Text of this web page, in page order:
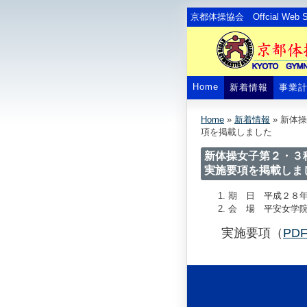
京都体操協会 Offcial Web
Home 新着情報 事業
Home » 新着情報 » 新体
項を掲載しました
新体操女子第２・
実施要項を掲載しま
期 日 平成２８年
会 場 平安女学
実施要項（ PDF